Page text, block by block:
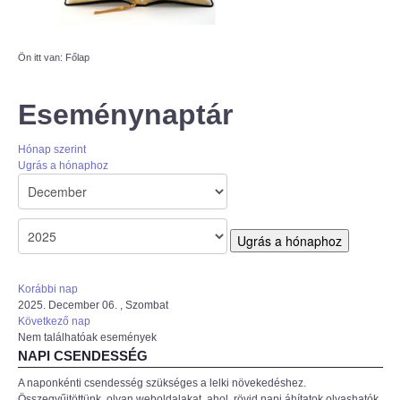
SZERETETSZOLGÁLAT
ISKOLAGYÜMÖLCS PÁLYÁZAT
"KŐRÖSTETÉTLENI ÚJ TORNATEREM
ÉPÍTÉSE" PÁLYÁZAT
Ön itt van: Főlap
Eseménynaptár
Hónap szerint
Ugrás a hónaphoz
Ugrás a hónaphoz
Korábbi nap
2025. December 06. , Szombat
Következő nap
Nem találhatóak események
NAPI CSENDESSÉG
A naponkénti csendesség szükséges a lelki növekedéshez.